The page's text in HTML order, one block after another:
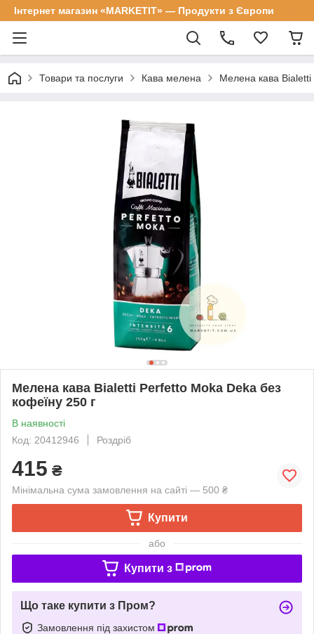
Інтернет магазин «MARKETIT» — Продукти з Європи
Товари та послуги Кава мелена Мелена кава Bialetti
Мелена кава Bialetti Perfetto Moka Deka без
кофеїну 250 г
В наявності
Код: 20412946
Роздріб
415 ₴
Мінімальна сума замовлення на сайті — 500 ₴
Купити
або
Купити з
Що таке купити з Пром?
Замовлення під захистом